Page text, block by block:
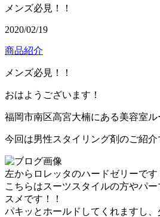
メンズ必見！！
2020/02/19
商品紹介
メンズ必見！！
おはようございます！
福岡市南区高宮大楠にある美容室ル
今回は男性スタイリング剤のご紹介
左からロレッタのハードゼリーです
こちらはスーツスタイルの方やパ
スメです！！
パキッとホールドしてくれますし